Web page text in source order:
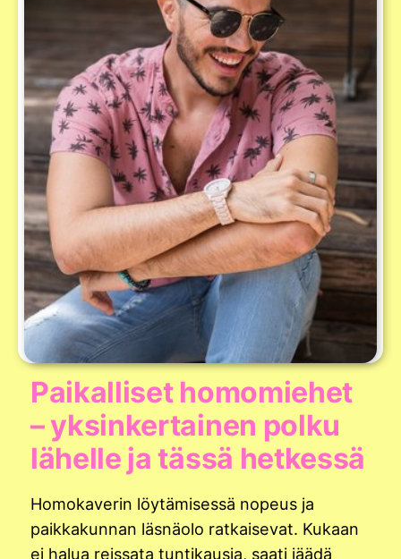
Paikalliset homomiehet
– yksinkertainen polku
lähelle ja tässä hetkessä
Homokaverin löytämisessä nopeus ja
paikkakunnan läsnäolo ratkaisevat. Kukaan
ei halua reissata tuntikausia, saati jäädä